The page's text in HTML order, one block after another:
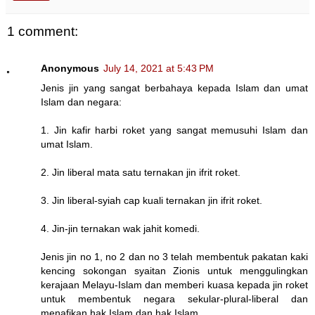
1 comment:
Anonymous July 14, 2021 at 5:43 PM
Jenis jin yang sangat berbahaya kepada Islam dan umat
Islam dan negara:
1. Jin kafir harbi roket yang sangat memusuhi Islam dan
umat Islam.
2. Jin liberal mata satu ternakan jin ifrit roket.
3. Jin liberal-syiah cap kuali ternakan jin ifrit roket.
4. Jin-jin ternakan wak jahit komedi.
Jenis jin no 1, no 2 dan no 3 telah membentuk pakatan kaki
kencing sokongan syaitan Zionis untuk menggulingkan
kerajaan Melayu-Islam dan memberi kuasa kepada jin roket
untuk membentuk negara sekular-plural-liberal dan
menafikan hak Islam dan hak Islam.